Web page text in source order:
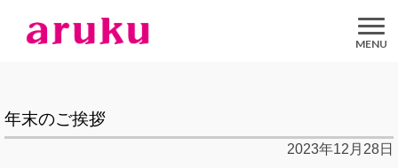
年末のご挨拶
2023年12月28日